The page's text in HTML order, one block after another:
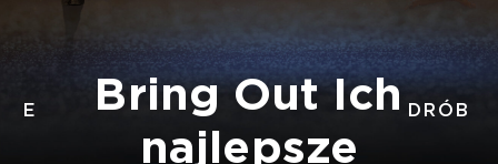
DRÓB
Bring OutIch
najlepsze